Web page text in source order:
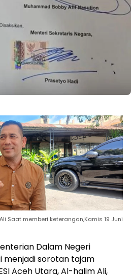
Saat memberi keterangan,Kamis 19 Juni
Dalam Negeri
menjadi sorotan tajam
Aceh Utara, Al-halim Ali,